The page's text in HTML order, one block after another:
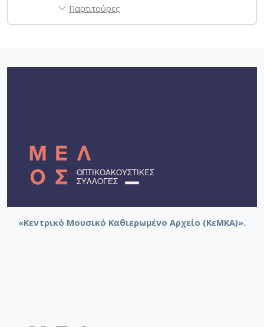
Παρτιτούρες
«Κεντρικό Μουσικό Καθιερωμένο Αρχείο (ΚεΜΚΑ)».